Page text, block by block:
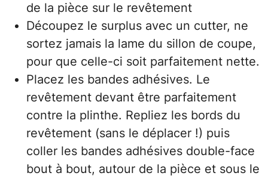
de la pièce sur le revêtement
Découpez le surplus avec un cutter, ne
sortez jamais la lame du sillon de coupe,
pour que celle-ci soit parfaitement nette.
Placez les bandes adhésives. Le
revêtement devant être parfaitement
contre la plinthe. Repliez les bords du
revêtement (sans le déplacer !) puis
coller les bandes adhésives double-face
bout à bout, autour de la pièce et sous le